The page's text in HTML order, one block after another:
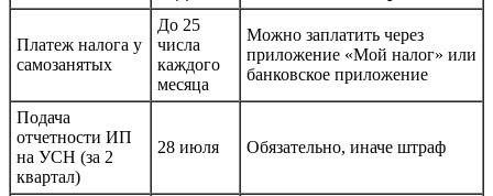
Платеж налога у
самозанятых
До 25
числа
каждого
месяца
Можно заплатить через
приложение «Мой налог» или
банковское приложение
Подача
отчетности ИП
на УСН (за 2
квартал)
28 июля Обязательно, иначе штраф